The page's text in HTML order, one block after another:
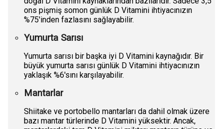
ons pişmiş somon günlük D Vitamini ihtiyacınızın
%75'inden fazlasını sağlayabilir.
Yumurta Sarısı
Yumurta sarısı bir başka iyi D Vitamini kaynağıdır. Bir
büyük yumurta sarısı günlük D Vitamini ihtiyacınızın
yaklaşık %6'sını karşılayabilir.
Mantarlar
Shiitake ve portobello mantarları da dahil olmak üzere
bazı mantar türlerinde D Vitamini yüksektir. Ancak,